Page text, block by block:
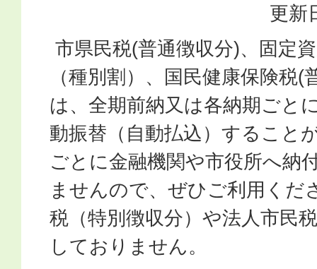
更新
市県民税(普通徴収分)、固定
（種別割）、国民健康保険税(
は、全期前納又は各納期ごと
動振替（自動払込）すること
ごとに金融機関や市役所へ納
ませんので、ぜひご利用くだ
税（特別徴収分）や法人市民
しておりません。